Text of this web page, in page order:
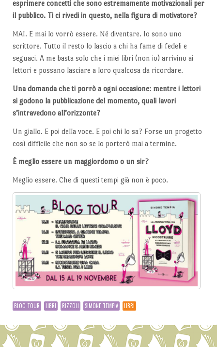
esprimere concetti che sono estremamente motivazionali per
il pubblico. Ti ci rivedi in questo, nella figura di motivatore?
MAI. E mai lo vorrò essere. Né diventare. Io sono uno
scrittore. Tutto il resto lo lascio a chi ha fame di fedeli e
seguaci. A me basta solo che i miei libri (non io) arrivino ai
lettori e possano lasciare a loro qualcosa da ricordare.
Una domanda che ti porrò a ogni occasione: mentre i lettori
si godono la pubblicazione del momento, quali lavori
s’intravedono all’orizzonte?
Un giallo. E poi della voce. E poi chi lo sa? Forse un progetto
così difficile che non so se lo porterò mai a termine.
È meglio essere un maggiordomo o un sir?
Meglio essere. Che di questi tempi già non è poco.
BLOG TOUR LIBRI RIZZOLI SIMONE TEMPIA LIBRI